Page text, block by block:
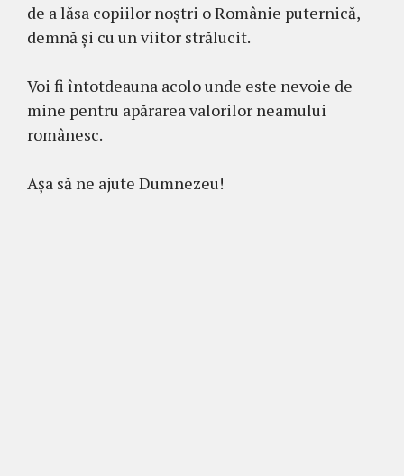
de a lăsa copiilor noștri o Românie puternică,
demnă și cu un viitor strălucit.
Voi fi întotdeauna acolo unde este nevoie de
mine pentru apărarea valorilor neamului
românesc.
Așa să ne ajute Dumnezeu!